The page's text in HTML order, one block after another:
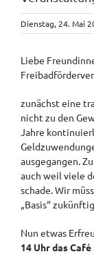
Dienstag, 24. Mai
Liebe
zunächst eine
nicht zu den
Jahre
ausgegangen.
auch weil viele
schade. Wir
„Basis“
Nun etwas
14 Uhr das Café